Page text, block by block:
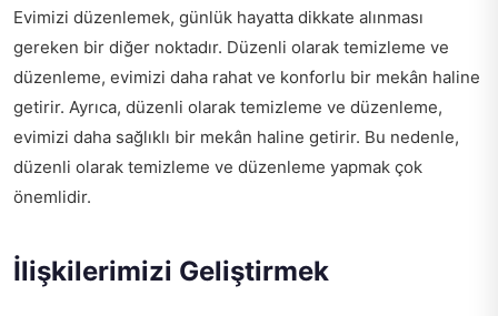
Evimizi düzenlemek, günlük hayatta dikkate alınması
gereken bir diğer noktadır. Düzenli olarak temizleme ve
düzenleme, evimizi daha rahat ve konforlu bir mekân haline
getirir. Ayrıca, düzenli olarak temizleme ve düzenleme,
evimizi daha sağlıklı bir mekân haline getirir. Bu nedenle,
düzenli olarak temizleme ve düzenleme yapmak çok
önemlidir.
İlişkilerimizi Geliştirmek